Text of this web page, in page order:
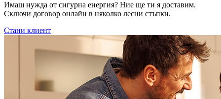
Имаш нужда от сигурна енергия? Ние ще ти я доставим.
Сключи договор онлайн в няколко лесни стъпки.
Стани клиент